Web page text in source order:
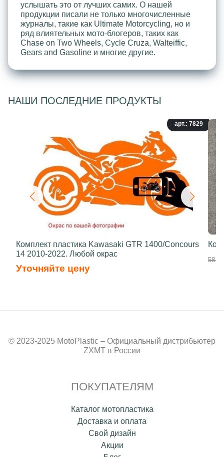
услышать это от лучших самих. О нашей
продукции писали не только многочисленные
журналы, такие как Ultimate Motorcycling, но и
ряд влиятельных мото-блогеров, таких как
Chase on Two Wheels, Cycle Cruza, Walteiffic,
Gears and Gasoline и многие другие.
НАШИ ПОСЛЕДНИЕ ПРОДУКТЫ
арт.: 7829
Комплект пластика Kawasaki GTR 1400/Concours
14 2010-2022. Любой окрас
Уточняйте цену
58
© 2023-2025 MotoPlastic – Официальный дистрибьютер
ZXMT в России
ПОКУПАТЕЛЯМ
Каталог мотопластика
Доставка и оплата
Свой дизайн
Акции